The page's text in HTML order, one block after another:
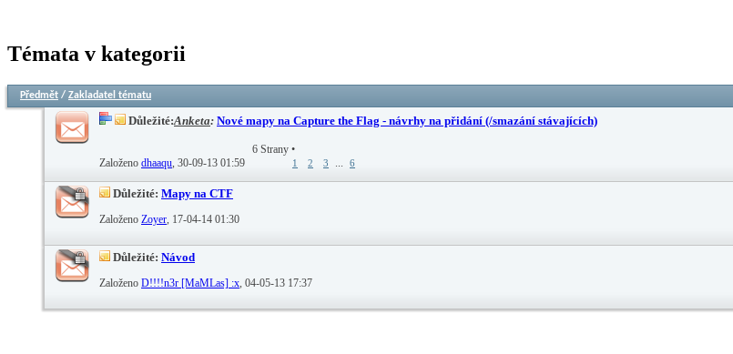
Témata v kategorii
Předmět / Zakladatel tématu
Důležité:Anketa: Nové mapy na Capture the Flag - návrhy na přidání (/smazání stávajících)
Založeno dhaaqu‎, 30-09-13 01:59
6 Strany •
1 2 3 ... 6
Důležité: Mapy na CTF
Založeno Zoyer‎, 17-04-14 01:30
Důležité: Návod
Založeno D!!!!n3r [MaMLas] :x‎, 04-05-13 17:37